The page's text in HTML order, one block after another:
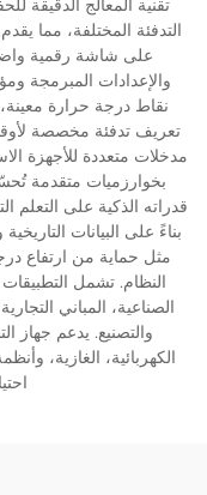
تقنية المعالج
التدفئة المختلفة، مما
على شاشة رقمية
والإعدادات المبرمجة
نقاط درجة حرارة
تعريف تدفئة مخصصة
مدخلات متعددة للأجهزة
بخوارزميات متقدمة
قدراته الذكية على التعلم
بناءً على البيانات
مثل حماية من ارتفاع
النظام. تشمل التطبيقات
الصناعية، المباني
والتصنيع. يدعم جهاز
الكهربائية، الغازية،